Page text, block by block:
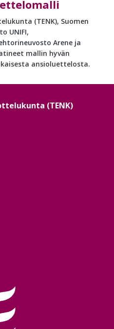
(TENK), Suomen
UNIFI,
Arene ja
mallin hyvän
ansioluettelosta.
(TENK)